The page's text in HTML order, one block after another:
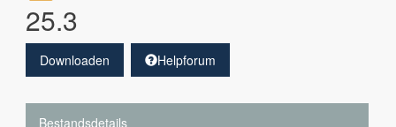
25.3
Downloaden Helpforum
Bestandsdetails